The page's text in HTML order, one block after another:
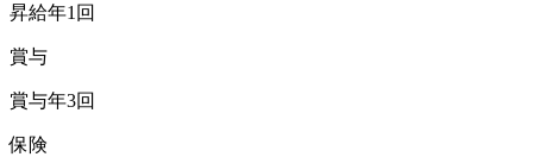
昇給年1回
賞与
賞与年3回
保険